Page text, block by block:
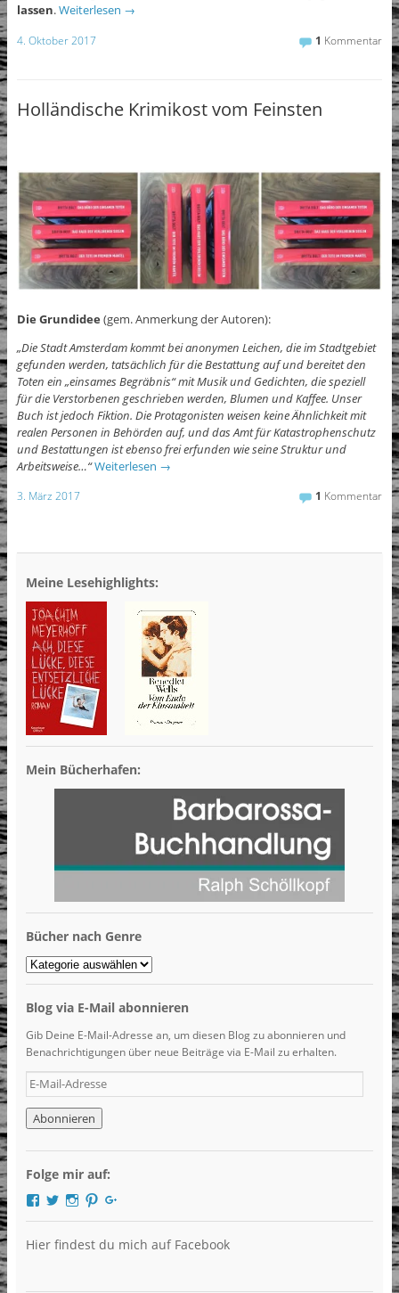
lassen.Weiterlesen →
4. Oktober 2017 1 Kommentar
Holländische Krimikost vom Feinsten
Die Grundidee (gem. Anmerkung der Autoren):
„Die Stadt Amsterdam kommt bei anonymen Leichen, die im Stadtgebiet
gefunden werden, tatsächlich für die Bestattung auf und bereitet den
Toten ein „einsames Begräbnis“ mit Musik und Gedichten, die speziell
für die Verstorbenen geschrieben werden, Blumen und Kaffee. Unser
Buch ist jedoch Fiktion. Die Protagonisten weisen keine Ähnlichkeit mit
realen Personen in Behörden auf, und das Amt für Katastrophenschutz
und Bestattungen ist ebenso frei erfunden wie seine Struktur und
Arbeitsweise…“Weiterlesen →
3. März 2017 1 Kommentar
Meine Lesehighlights:
Mein Bücherhafen:
Bücher nach Genre
Bücher
nach
Blog via E-Mail abonnieren
Gib Deine E-Mail-Adresse an, um diesen Blog zu abonnieren und
Benachrichtigungen über neue Beiträge via E-Mail zu erhalten.
E-
Mail-
Adresse
Folge mir auf:
Profil
auf
Profil
auf
Profil
auf
Profil
auf Holly
Hier findest du mich auf Facebook